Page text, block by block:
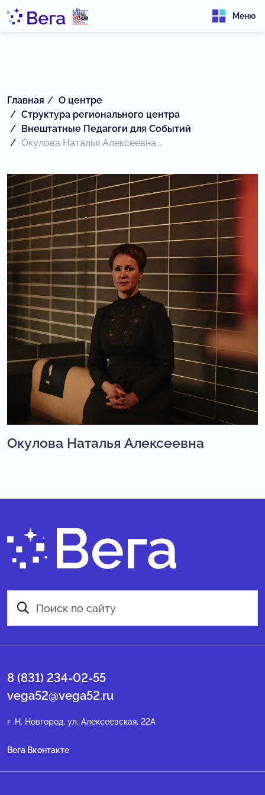
Меню
Главная
О центре
Структура регионального центра
Внештатные Педагоги для Событий
Окулова Наталья Алексеевна...
Окулова Наталья Алексеевна
8 (831) 234-02-55
vega52@vega52.ru
г .Н. Новгород, ул. Алексеевская, 22А
Вега Вконтакте